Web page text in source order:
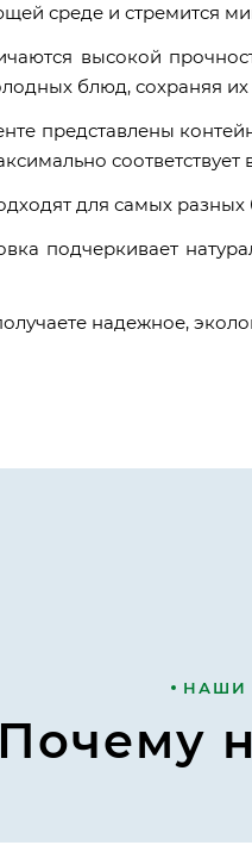
среде и стремится
высокой
блюд, сохраняя их
представлены
для самых
подчеркивает
надежное,
НАШИ
Почему